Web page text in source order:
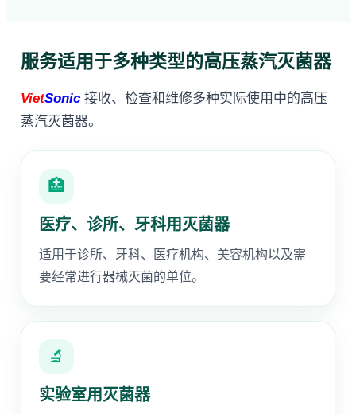
服务适用于多种类型的高压蒸汽灭菌器
VietSonic 接收、检查和维修多种实际使用中的高压
蒸汽灭菌器。
🏥
医疗、诊所、牙科用灭菌器
适用于诊所、牙科、医疗机构、美容机构以及需
要经常进行器械灭菌的单位。
🔬
实验室用灭菌器